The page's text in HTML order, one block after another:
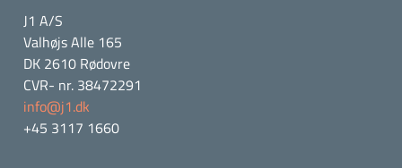
J1 A/S
Valhøjs Alle 165
DK 2610 Rødovre
CVR- nr. 38472291
info@j1.dk
+45 3117 1660